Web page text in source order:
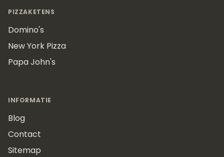
PIZZAKETENS
Domino's
New York Pizza
Papa John's
INFORMATIE
Blog
Contact
Sitemap